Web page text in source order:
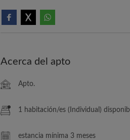
Acerca del apto
Apto.
1 habitación/es (Individual) disponible/s
estancia mínima 3 meses